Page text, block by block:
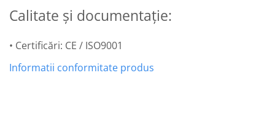
Calitate și documentație:
• Certificări: CE / ISO9001
Informatii conformitate produs